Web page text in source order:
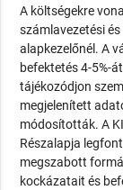
A költségekre
számlavezetési
alapkezelőnél. A
befektetés 4-5%-
tájékozódjon
megjelenített
módosították. A
Részalapja
megszabott
kockázatait és